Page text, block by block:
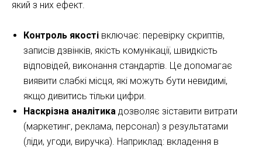
який з них ефект.
Контроль якості включає: перевірку скриптів,
записів дзвінків, якість комунікації, швидкість
відповідей, виконання стандартів. Це допомагає
виявити слабкі місця, які можуть бути невидимі,
якщо дивитись тільки цифри.
Наскрізна аналітика дозволяє зіставити витрати
(маркетинг, реклама, персонал) з результатами
(ліди, угоди, виручка). Наприклад: вкладення в